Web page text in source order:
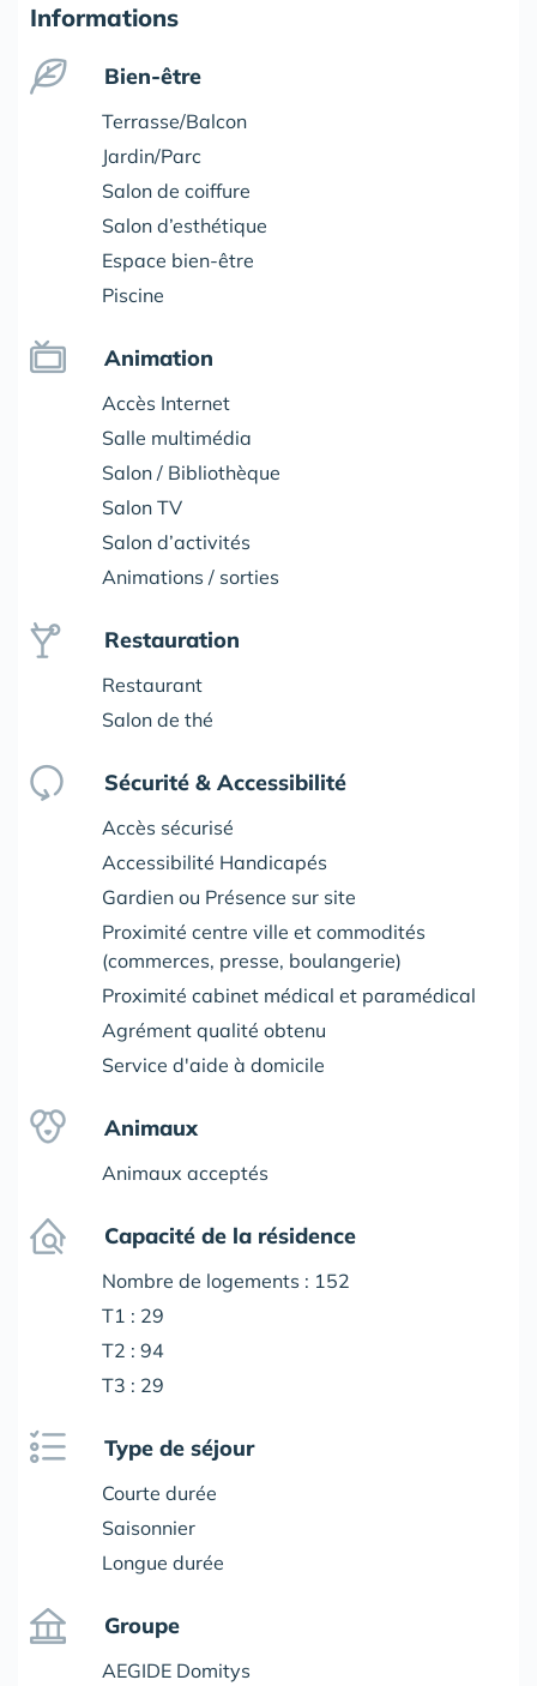
Informations
Bien-être
Terrasse/Balcon
Jardin/Parc
Salon de coiffure
Salon d’esthétique
Espace bien-être
Piscine
Animation
Accès Internet
Salle multimédia
Salon / Bibliothèque
Salon TV
Salon d’activités
Animations / sorties
Restauration
Restaurant
Salon de thé
Sécurité & Accessibilité
Accès sécurisé
Accessibilité Handicapés
Gardien ou Présence sur site
Proximité centre ville et commodités
(commerces, presse, boulangerie)
Proximité cabinet médical et paramédical
Agrément qualité obtenu
Service d'aide à domicile
Animaux
Animaux acceptés
Capacité de la résidence
Nombre de logements : 152
T1 : 29
T2 : 94
T3 : 29
Type de séjour
Courte durée
Saisonnier
Longue durée
Groupe
AEGIDE Domitys